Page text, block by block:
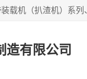
造有限公司